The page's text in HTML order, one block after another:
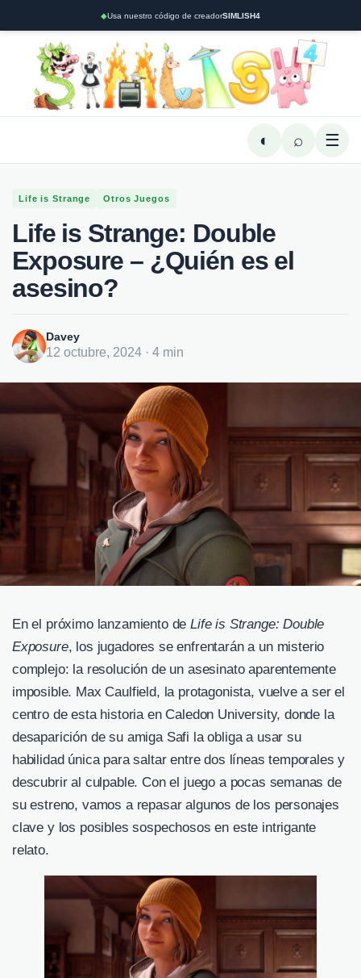
◆Usa nuestro código de creadorSIMLISH4
◐ ⌕ ☰
Life is Strange Otros Juegos
Life is Strange: Double
Exposure – ¿Quién es el
asesino?
Davey
12 octubre, 2024 · 4 min
En el próximo lanzamiento deLife is Strange: Double
Exposure, los jugadores se enfrentarán a un misterio
complejo: la resolución de un asesinato aparentemente
imposible. Max Caulfield, la protagonista, vuelve a ser el
centro de esta historia en Caledon University, donde la
desaparición de su amiga Safi la obliga a usar su
habilidad única para saltar entre dos líneas temporales y
descubrir al culpable. Con el juego a pocas semanas de
su estreno, vamos a repasar algunos de los personajes
clave y los posibles sospechosos en este intrigante
relato.